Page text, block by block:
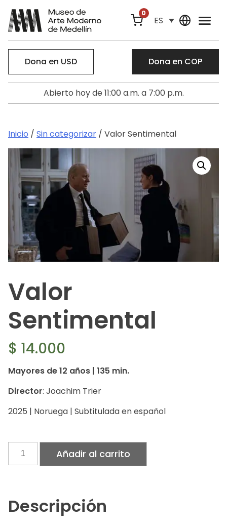
0
ES
Dona en USD Dona en COP
Abierto hoy de 11:00 a.m. a 7:00 p.m.
Inicio / Sin categorizar / Valor Sentimental
Valor
Sentimental
$ 14.000
Mayores de 12 años | 135 min.
Director: Joachim Trier
2025 | Noruega | Subtitulada en español
Valor
Sentimental Añadir al carrito
Descripción